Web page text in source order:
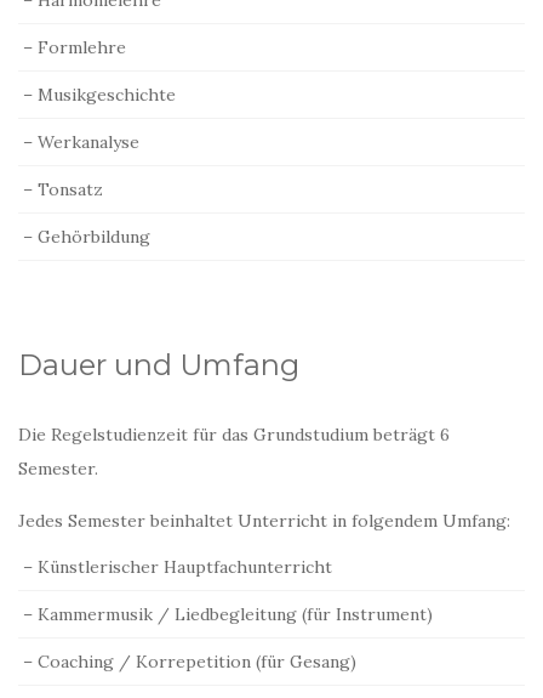
– Formlehre
– Musikgeschichte
– Werkanalyse
– Tonsatz
– Gehörbildung
Dauer und Umfang
Die Regelstudienzeit für das Grundstudium beträgt 6
Semester.
Jedes Semester beinhaltet Unterricht in folgendem Umfang:
– Künstlerischer Hauptfachunterricht
– Kammermusik / Liedbegleitung (für Instrument)
– Coaching / Korrepetition (für Gesang)